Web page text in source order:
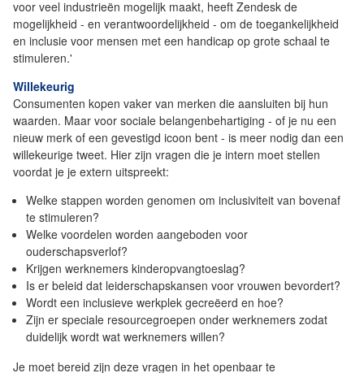
voor veel industrieën mogelijk maakt, heeft Zendesk de
mogelijkheid - en verantwoordelijkheid - om de toegankelijkheid
en inclusie voor mensen met een handicap op grote schaal te
stimuleren.'
Willekeurig
Consumenten kopen vaker van merken die aansluiten bij hun
waarden. Maar voor sociale belangenbehartiging - of je nu een
nieuw merk of een gevestigd icoon bent - is meer nodig dan een
willekeurige tweet. Hier zijn vragen die je intern moet stellen
voordat je je extern uitspreekt:
Welke stappen worden genomen om inclusiviteit van bovenaf
te stimuleren?
Welke voordelen worden aangeboden voor
ouderschapsverlof?
Krijgen werknemers kinderopvangtoeslag?
Is er beleid dat leiderschapskansen voor vrouwen bevordert?
Wordt een inclusieve werkplek gecreëerd en hoe?
Zijn er speciale resourcegroepen onder werknemers zodat
duidelijk wordt wat werknemers willen?
Je moet bereid zijn deze vragen in het openbaar te